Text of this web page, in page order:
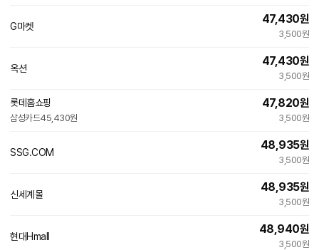
G마켓
47,430원
3,500원
옥션
47,430원
3,500원
롯데홈쇼핑
삼성카드45,430원
47,820원
3,500원
SSG.COM
48,935원
3,500원
신세계몰
48,935원
3,500원
현대Hmall
48,940원
3,500원